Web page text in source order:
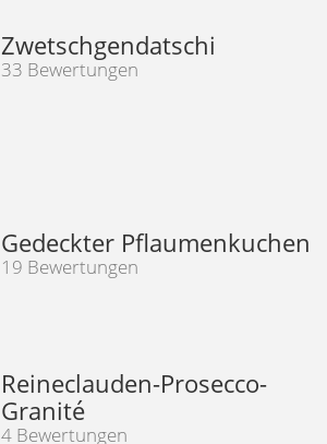
Zwetschgendatschi
33 Bewertungen
Gedeckter Pflaumenkuchen
19 Bewertungen
Reineclauden-Prosecco-
Granité
4 Bewertungen